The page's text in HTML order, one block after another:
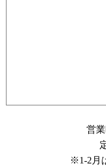
営
※1-2月